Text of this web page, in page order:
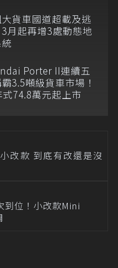
貨車國道超載及逃
月起再增3處動態地
Porter II連續五
3.5噸級貨車市場！
式74.8萬元起上市
改款 到底有改還是沒
到位！小改款Mini